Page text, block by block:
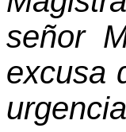
señor
excusa